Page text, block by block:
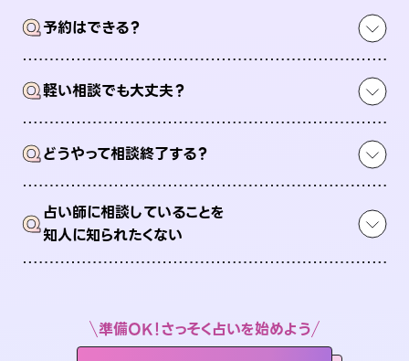
Q予約はできる？
Q軽い相談でも大丈夫？
Qどうやって相談終了する？
Q占い師に相談していることを
知人に知られたくない
準備OK！さっそく占いを始めよう